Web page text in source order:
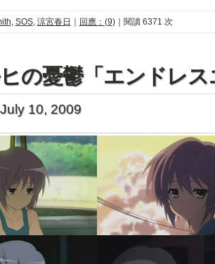
, SOS, 涼宮春日 回應：(9)｜閱讀 6371 次
の憂鬱「エンドレ
10, 2009